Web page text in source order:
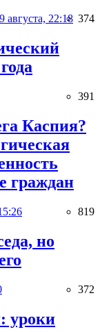
августа, 22:18 374
391
Каспия?
граждан
819
но
372
уроки